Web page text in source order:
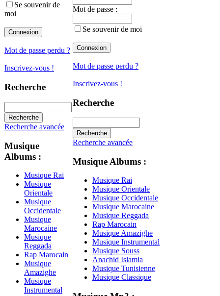
Se souvenir de
moi
Mot de passe perdu ?
Inscrivez-vous !
Recherche
Recherche avancée
Musique
Albums :
Musique Rai
Musique
Orientale
Musique
Occidentale
Musique
Marocaine
Musique
Reggada
Rap Marocain
Musique
Amazighe
Musique
Instrumental
Mot de passe :
Se souvenir de moi
Mot de passe perdu ?
Inscrivez-vous !
Recherche
Recherche avancée
Musique Albums :
Musique Rai
Musique Orientale
Musique Occidentale
Musique Marocaine
Musique Reggada
Rap Marocain
Musique Amazighe
Musique Instrumental
Musique Souss
Anachid Islamia
Musique Tunisienne
Musique Classique